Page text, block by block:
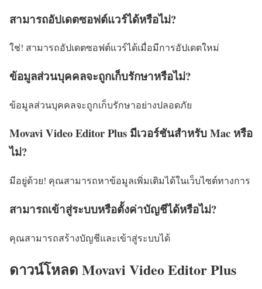
สามารถอัปเดตซอฟต์แวร์ได้หรือไม่?
ใช่! สามารถอัปเดตซอฟต์แวร์ได้เมื่อมีการอัปเดตใหม่
ข้อมูลส่วนบุคคลจะถูกเก็บรักษาหรือไม่?
ข้อมูลส่วนบุคคลจะถูกเก็บรักษาอย่างปลอดภัย
Movavi Video Editor Plus มีเวอร์ชันสำหรับ Mac หรือ
ไม่?
มีอยู่ด้วย! คุณสามารถหาข้อมูลเพิ่มเติมได้ในเว็บไซต์ทางการ
สามารถเข้าสู่ระบบหรือตั้งค่าบัญชีได้หรือไม่?
คุณสามารถสร้างบัญชีและเข้าสู่ระบบได้
ดาวน์โหลด Movavi Video Editor Plus